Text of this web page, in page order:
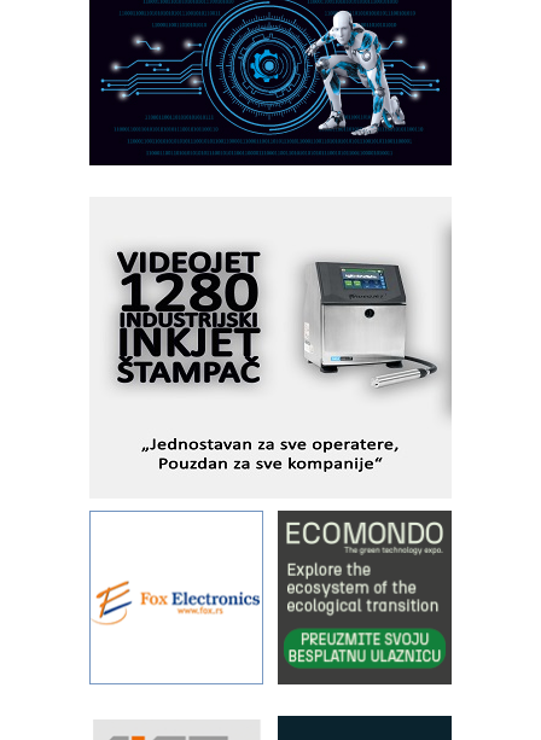
Marcom-plast d.o.o.- vaš pouzdan
partner
CTO - Prilagodite svoju toplinsku
obradu!
Razvoj asortimanskog pravca MINI-
PLC AKYTEC
MOTOMAN – NEXT-Robotika vođena
veštačkom inteligencijom
I.SAFE MOBILE revolucioniše
industrijsku automatizaciju
pionirskimmobile operator PANEL-OM
Fleksibilno stezanje i brzo
KIP KOP – napredna rešenja za
savremene industrijske i logističke
Alba d.o.o. – 35 godina preciznosti u
metrologiji i pametnim dozirnim
rešenjima
IBeRTIM - oprema za ispitivanje
STAUFF – Komponente koje
sistema